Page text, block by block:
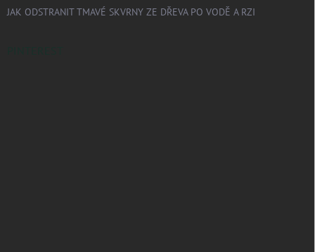
JAK ODSTRANIT TMAVÉ SKVRNY ZE DŘEVA PO VODĚ A RZI